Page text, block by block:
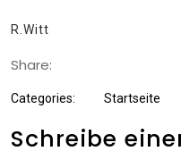
R.Witt
Share:
Categories: Startseite
Schreibe